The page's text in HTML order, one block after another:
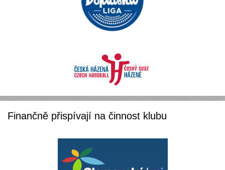
Finančně přispívají na činnost klubu